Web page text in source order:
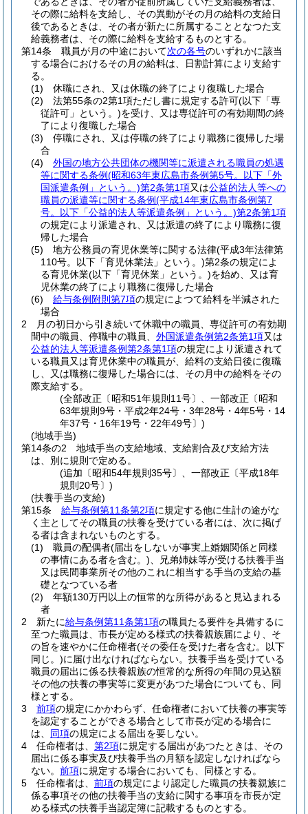
その際に給料を支給し、その異動がその月の給料の支給日
後であるときは、その者が新たに所属することとなつた支
給義務者は、その際に給料を支給するものとする。
第14条
職員が月の中途において次の各号のいずれかに該当
する場合におけるその月の給料は、日割計算により支給す
る。
(1)
休職にされ、又は休職の終了により復職した場合
(2)
法第55条の2第1項ただし書に規定する許可(以下「専
従許可」という。)を受け、又は専従許可の有効期間の終
了により復職した場合
(3)
停職にされ、又は停職の終了により職務に復帰した場
合
(4)
外国の地方公共団体の機関等に派遣される職員の処遇
等に関する条例(昭和63年東広島市条例第5号。以下「外
国派遣条例」という。)第2条第1項又は公益的法人等への
職員の派遣等に関する条例(平成14年東広島市条例第7
号。以下「公益的法人等派遣条例」という。)第2条第1項
の規定により派遣され、又は派遣の終了により職務に復
帰した場合
(5)
地方公務員の育児休業等に関する法律(平成3年法律第
110号。以下「育児休業法」という。)第2条の規定によ
る育児休業(以下「育児休業」という。)を始め、又は育
児休業の終了により職務に復帰した場合
(6)
給与条例附則第7項の規定によつて給料を半減された
場合
2
月の初日から引き続いて休職中の職員、専従許可の有効期
間中の職員、停職中の職員、 外国派遣条例第2条第1項又は
公益的法人等派遣条例第2条第1項の規定により派遣されて
いる職員又は育児休業中の職員が、給料の支給日後に復職
し、又は職務に復帰した場合には、その月中の給料をその
際支給する。
(全部改正〔昭和51年規則11号〕、一部改正〔昭和
63年規則9号・平成2年24号・3年28号・4年5号・14
年37号・16年19号・22年49号〕)
(地域手当)
第14条の2
地域手当の支給地域、支給割合及び支給方法
は、別に規則で定める。
(追加〔昭和54年規則35号〕、一部改正〔平成18年
規則20号〕)
(扶養手当の支給)
第15条
給与条例第11条第2項に規定する他に生計の途がな
く主としてその職員の扶養を受けている者には、次に掲げ
る者は含まれないものとする。
(1)
職員の配偶者(届出をしないが事実上婚姻関係と同様
の事情にある者を含む。) 、兄弟姉妹等が受ける扶養手当
又は民間事業所その他のこれに相当する手当の支給の基
礎となつている者
(2)
年額130万円以上の恒常的な所得があると見込まれる
者
2
新たに給与条例第11条第1項の職員たる要件を具備するに
至つた職員は、市長が定める様式の扶養親族届により、そ
の旨を速やかに任命権者(その委任を受けた者を含む。以下
同じ。)に届け出なければならない。 扶養手当を受けている
職員の届出に係る扶養親族の恒常的な所得の年間の見込額
その他の扶養の事実等に変更があつた場合についても、同
様とする。
3
前項の規定にかかわらず、任命権者において扶養の事実等
を認定することができる場合として市長が定める場合に
は、 同項の規定による届出を要しない。
4
任命権者は、 第2項に規定する届出があつたときは、その
届出に係る事実及び扶養手当の月額を認定しなければなら
ない。 前項に規定する場合においても、同様とする。
5
任命権者は、 前項の規定により認定した職員の扶養親族に
係る事項その他の扶養手当の支給に関する事項を市長が定
める様式の扶養手当認定簿に記載するものとする。